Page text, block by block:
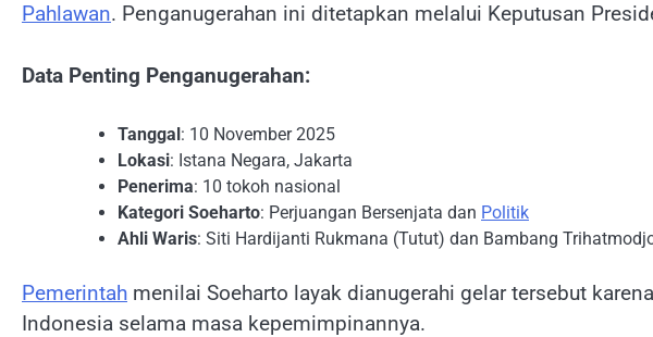
Pahlawan. Penganugerahan ini ditetapkan melalui Keputusan
Data Penting Penganugerahan:
Tanggal : 10 November 2025
Lokasi: Istana Negara, Jakarta
Penerima: 10 tokoh nasional
Kategori Soeharto: Perjuangan Bersenjata dan Politik
Ahli Waris: Siti Hardijanti Rukmana (Tutut) dan Bambang
Pemerintah menilai Soeharto layak dianugerahi gelar tersebut
Indonesia selama masa kepemimpinannya.